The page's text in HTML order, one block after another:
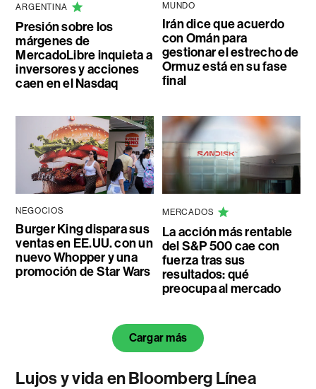
ARGENTINA
Presión sobre los
márgenes de
MercadoLibre inquieta a
inversores y acciones
caen en el Nasdaq
MUNDO
Irán dice que acuerdo
con Omán para
gestionar el estrecho de
Ormuz está en su fase
final
NEGOCIOS
Burger King dispara sus
ventas en EE.UU. con un
nuevo Whopper y una
promoción de Star Wars
MERCADOS
La acción más rentable
del S&P 500 cae con
fuerza tras sus
resultados: qué
preocupa al mercado
Cargar más
Lujos y vida en Bloomberg Línea